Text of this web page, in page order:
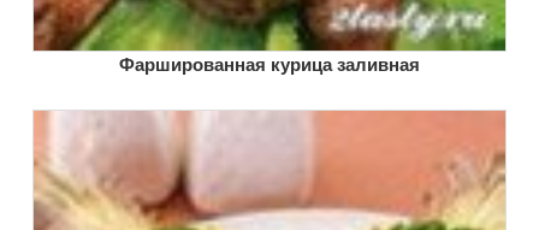
Фаршированная курица заливная